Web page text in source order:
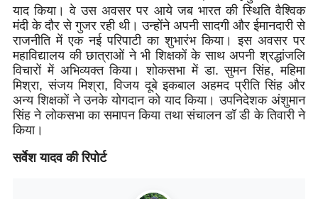
याद किया। वे उस अवसर पर आये जब भारत की स्थिति वैश्विक
मंदी के दौर से गुजर रही थी। उन्होंने अपनी सादगी और ईमानदारी से
राजनीति में एक नई परिपाटी का शुभारंभ किया। इस अवसर पर
महाविद्यालय की छात्राओं ने भी शिक्षकों के साथ अपनी श्रद्धांजलि
विचारों में अभिव्यक्त किया। शोकसभा में डा. सुमन सिंह, महिमा
मिश्रा, संजय मिश्रा, विजय दूबे इकबाल अहमद प्रीति सिंह और
अन्य शिक्षकों ने उनके योगदान को याद किया। उपनिदेशक अंशुमान
सिंह ने लोकसभा का समापन किया तथा संचालन डॉ डी के तिवारी ने
किया।
सर्वेश यादव की रिपोर्ट